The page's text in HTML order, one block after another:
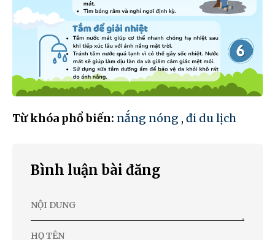
Từ khóa phổ biến: nắng nóng , đi du lịch
Bình luận bài đăng